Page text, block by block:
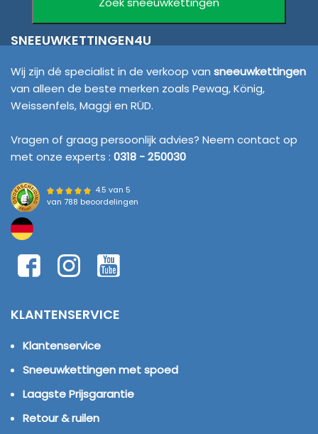
SNEEUWKETTINGEN4U
Wij zijn dé specialist in de verkoop van sneeuwkettingen
van alleen de beste merken zoals Pewag, König,
Weissenfels, Maggi en RÜD.
Vragen of graag persoonlijk advies? Neem contact op
met onze experts : 0318 - 250030
4.5 van 5
van 788 beoordelingen
KLANTENSERVICE
Klantenservice
Sneeuwkettingen met spoed
Laagste Prijsgarantie
Retour & ruilen